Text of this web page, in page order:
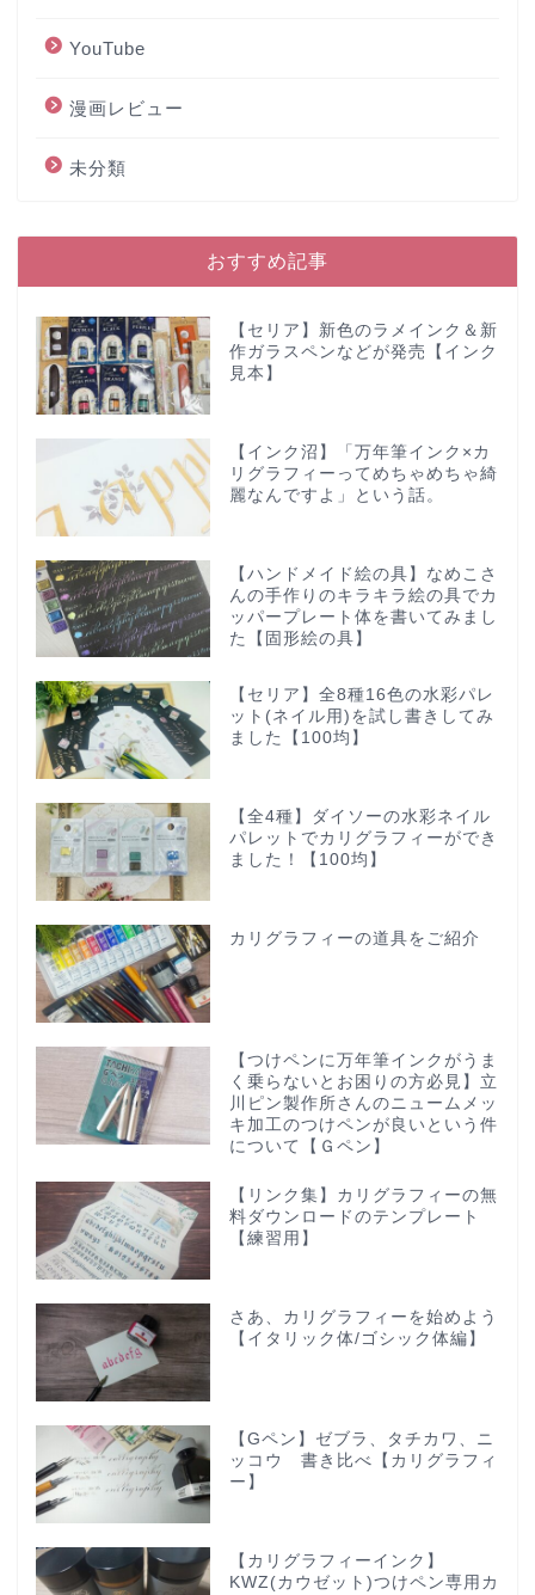
YouTube
漫画レビュー
未分類
おすすめ記事
【セリア】新色のラメインク＆新
作ガラスペンなどが発売【インク
見本】
【インク沼】「万年筆インク×カ
リグラフィーってめちゃめちゃ綺
麗なんですよ」という話。
【ハンドメイド絵の具】なめこさ
んの手作りのキラキラ絵の具でカ
ッパープレート体を書いてみまし
た【固形絵の具】
【セリア】全8種16色の水彩パレ
ット(ネイル用)を試し書きしてみ
ました【100均】
【全4種】ダイソーの水彩ネイル
パレットでカリグラフィーができ
ました！【100均】
カリグラフィーの道具をご紹介
【つけペンに万年筆インクがうま
く乗らないとお困りの方必見】立
川ピン製作所さんのニュームメッ
キ加工のつけペンが良いという件
について【Ｇペン】
【リンク集】カリグラフィーの無
料ダウンロードのテンプレート
【練習用】
さあ、カリグラフィーを始めよう
【イタリック体/ゴシック体編】
【Gペン】ゼブラ、タチカワ、ニ
ッコウ 書き比べ【カリグラフィ
ー】
【カリグラフィーインク】
KWZ(カウゼット)つけペン専用カ